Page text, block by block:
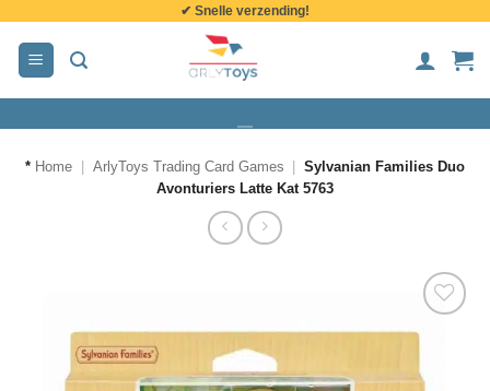
inhoud
✔ Snelle verzending!
* Home ArlyToys Trading Card Games
Sylvanian Families Duo
Avonturiers Latte Kat 5763